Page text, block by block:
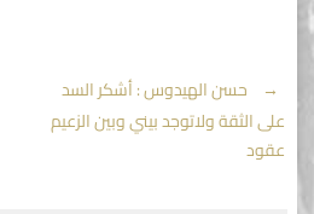
Post
navigation
←
حسن الهيدوس : أشكر السد
على الثقة ولاتوجد بيني وبين الزعيم
عقود